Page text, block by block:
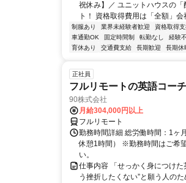
祝休み】／ ユニットハウスの
ト！ 資格取得費用は「全額」
制服あり 業界未経験者歓迎 資格取得
車通勤OK
固定時間制 転勤なし 経験
育休あり
交通費支給 長期歓迎 長期休
正社員
フルリモートの英語コーチ
90株式会社
月給304,000円以上
フルリモート
勤務時間詳細 総労働時間：1ヶ
休憩1時間） ※勤務時間はご希
い。
仕事内容 「せっかく身につけ
う挫折したくない”と願う人の